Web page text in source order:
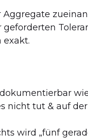
geforderten
exakt.
nicht tut & auf
wird „fünf